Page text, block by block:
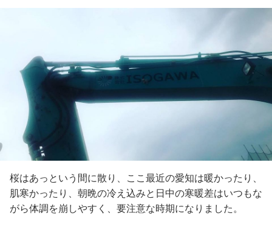
桜はあっという間に散り、ここ最近の愛知は暖かったり、
肌寒かったり、朝晩の冷え込みと日中の寒暖差はいつもな
がら体調を崩しやすく、要注意な時期になりました。